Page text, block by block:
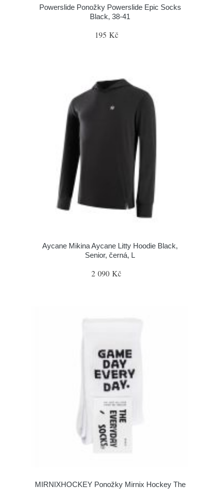
Powerslide Ponožky Powerslide Epic Socks
Black, 38-41
195 Kč
Aycane Mikina Aycane Litty Hoodie Black,
Senior, černá, L
2 090 Kč
MIRNIXHOCKEY Ponožky Mirnix Hockey The